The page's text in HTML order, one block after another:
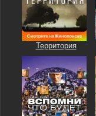
Территория